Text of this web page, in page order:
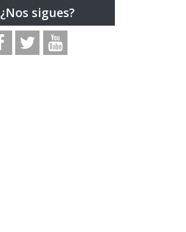
¿Nos sigues?